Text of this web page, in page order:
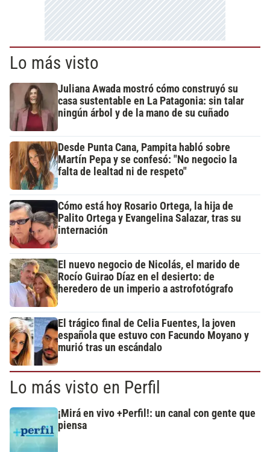
Lo más visto
Juliana Awada mostró cómo construyó su
casa sustentable en La Patagonia: sin talar
ningún árbol y de la mano de su cuñado
Desde Punta Cana, Pampita habló sobre
Martín Pepa y se confesó: "No negocio la
falta de lealtad ni de respeto"
Cómo está hoy Rosario Ortega, la hija de
Palito Ortega y Evangelina Salazar, tras su
internación
El nuevo negocio de Nicolás, el marido de
Rocío Guirao Díaz en el desierto: de
heredero de un imperio a astrofotógrafo
El trágico final de Celia Fuentes, la joven
española que estuvo con Facundo Moyano y
murió tras un escándalo
Lo más visto en Perfil
¡Mirá en vivo +Perfil!: un canal con gente que
piensa